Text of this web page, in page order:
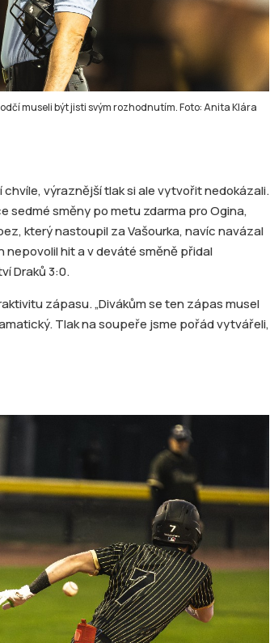
museli být jisti svým rozhodnutím. Foto: Anita Klára
výraznější tlak si ale vytvořit nedokázali.
sedmé směny po metu zdarma pro Ogina,
který nastoupil za Vašourka, navíc navázal
nepovolil hit a v deváté směně přidal
Draků 3:0.
zápasu. „Divákům se ten zápas musel
Tlak na soupeře jsme pořád vytvářeli,